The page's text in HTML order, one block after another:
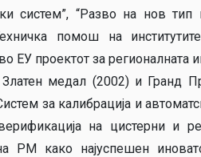
систем”, “Разво на нов
помош на
ЕУ проектот за
медал (2002) и Гранд
за калибрација и
на цистерни и
РМ како најуспешен